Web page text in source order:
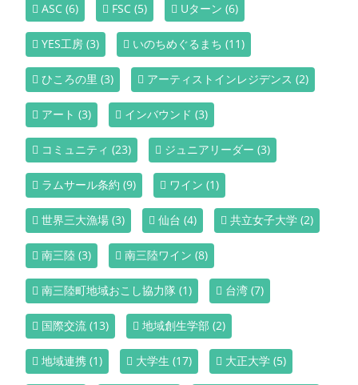
ASC (6) FSC (5) Uターン (6)
YES工房 (3) いのちめぐるまち (11)
ひころの里 (3) アーティストインレジデンス (2)
アート (3) インバウンド (3)
コミュニティ (23) ジュニアリーダー (3)
ラムサール条約 (9) ワイン (1)
世界三大漁場 (3) 仙台 (4) 共立女子大学 (2)
南三陸 (3) 南三陸ワイン (8)
南三陸町地域おこし協力隊 (1) 台湾 (7)
国際交流 (13) 地域創生学部 (2)
地域連携 (1) 大学生 (17) 大正大学 (5)